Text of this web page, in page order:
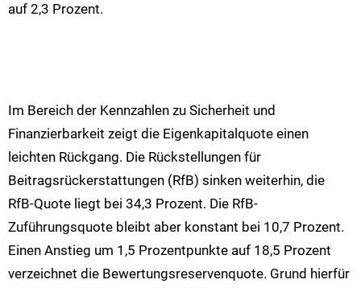
auf 2,3 Prozent.
Im Bereich der Kennzahlen zu Sicherheit und
Finanzierbarkeit zeigt die Eigenkapitalquote einen
leichten Rückgang. Die Rückstellungen für
Beitragsrückerstattungen (RfB) sinken weiterhin, die
RfB-Quote liegt bei 34,3 Prozent. Die RfB-
Zuführungsquote bleibt aber konstant bei 10,7 Prozent.
Einen Anstieg um 1,5 Prozentpunkte auf 18,5 Prozent
verzeichnet die Bewertungsreservenquote. Grund hierfür